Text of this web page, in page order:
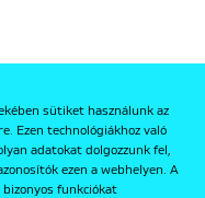
sütiket használunk az
Ezen technológiákhoz való
adatokat dolgozzunk fel,
ezen a webhelyen. A
bizonyos funkciókat